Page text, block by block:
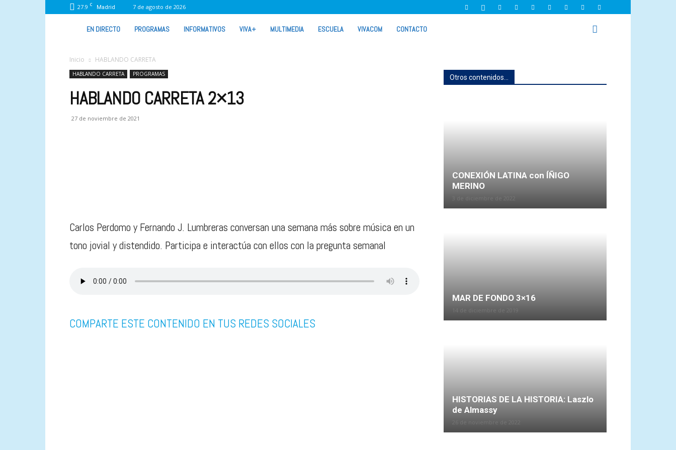
27.9 C Madrid 7 de agosto de 2026
VIVA
RADIO
EN DIRECTO PROGRAMAS INFORMATIVOS VIVA+ MULTIMEDIA ESCUELA VIVACOM CONTACTO
Inicio HABLANDO CARRETA
HABLANDO CARRETA PROGRAMAS
HABLANDO CARRETA 2×13
27 de noviembre de 2021
Carlos Perdomo y Fernando J. Lumbreras conversan una semana más sobre música en un
tono jovial y distendido. Participa e interactúa con ellos con la pregunta semanal
COMPARTE ESTE CONTENIDO EN TUS REDES SOCIALES
Otros contenidos...
CONEXIÓN LATINA con ÍÑIGO
MERINO
MAR DE FONDO 3×16
HISTORIAS DE LA HISTORIA: Laszlo
de Almassy